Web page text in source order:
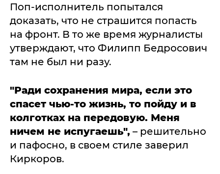
Поп-исполнитель попытался
доказать, что не страшится попасть
на фронт. В то же время журналисты
утверждают, что Филипп Бедросович
там не был ни разу.
"Ради сохранения мира, если это
спасет чью-то жизнь, то пойду и в
колготках на передовую. Меня
ничем не испугаешь", – решительно
и пафосно, в своем стиле заверил
Киркоров.